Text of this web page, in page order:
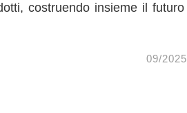
costruendo insieme il futuro
09/2025